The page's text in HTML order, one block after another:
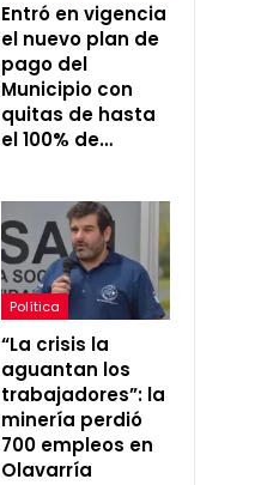
Entró en vigencia
el nuevo plan de
pago del
Municipio con
quitas de hasta
el 100% de…
Política
“La crisis la
aguantan los
trabajadores”: la
minería perdió
700 empleos en
Olavarría